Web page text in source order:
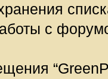
с